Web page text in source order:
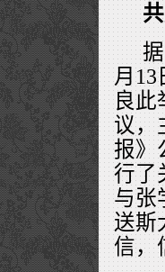
月
良
议，
报》
行了
与张
送斯
信，